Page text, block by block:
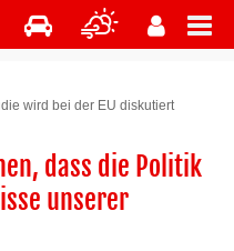
wird bei der EU diskutiert
dass die Politik
unserer